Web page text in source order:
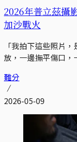
2026年普立茲攝
加沙戰火
「我拍下這些照片
放，一邊撫平傷口，
難分
2026-05-09